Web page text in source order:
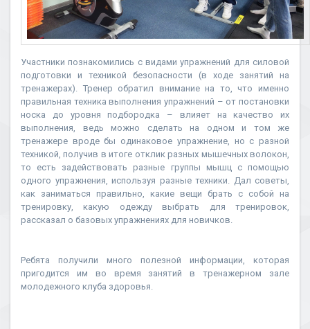
Участники познакомились с видами упражнений для силовой
подготовки и техникой безопасности (в ходе занятий на
тренажерах). Тренер обратил внимание на то, что именно
правильная техника выполнения упражнений – от постановки
носка до уровня подбородка – влияет на качество их
выполнения, ведь можно сделать на одном и том же
тренажере вроде бы одинаковое упражнение, но с разной
техникой, получив в итоге отклик разных мышечных волокон,
то есть задействовать разные группы мышц с помощью
одного упражнения, используя разные техники. Дал советы,
как заниматься правильно, какие вещи брать с собой на
тренировку, какую одежду выбрать для тренировок,
рассказал о базовых упражнениях для новичков.
Ребята получили много полезной информации, которая
пригодится им во время занятий в тренажерном зале
молодежного клуба здоровья.